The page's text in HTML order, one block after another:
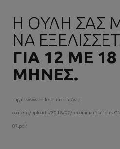
Η ΟΥΛΗ ΣΑΣ
ΝΑ
ΓΙΑ 12 ΜΕ 18
ΜΗΝΕΣ.
Πηγή: www.college-mk.org/wp-
content/uploads/2018/07/recommandations-
07.pdf